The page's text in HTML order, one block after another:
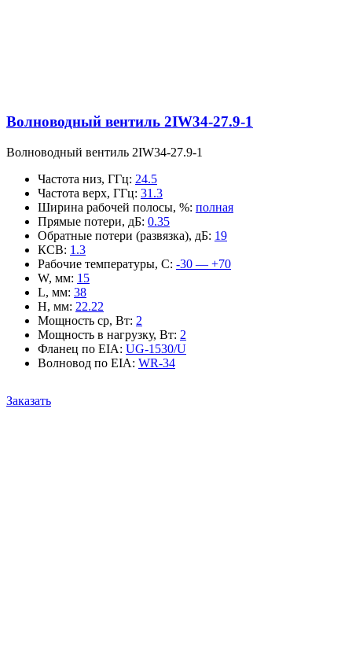
Волноводный вентиль 2IW34-27.9-1
Волноводный вентиль 2IW34-27.9-1
Частота низ, ГГц: 24.5
Частота верх, ГГц: 31.3
Ширина рабочей полосы, %: полная
Прямые потери, дБ: 0.35
Обратные потери (развязка), дБ: 19
КСВ: 1.3
Рабочие температуры, С: -30 — +70
W, мм: 15
L, мм: 38
H, мм: 22.22
Мощность ср, Вт: 2
Мощность в нагрузку, Вт: 2
Фланец по EIA: UG-1530/U
Волновод по EIA: WR-34
Заказать